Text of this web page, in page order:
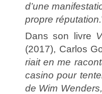
d’une
propre réputation.
Dans son livre
(2017), Carlos
riait en me
casino pour
de Wim